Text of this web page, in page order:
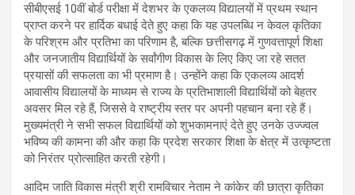
सीबीएसई 10वीं बोर्ड परीक्षा में देशभर के एकलव्य विद्यालयों में प्रथम स्थान
प्राप्त करने पर हार्दिक बधाई देते हुए कहा कि यह उपलब्धि न केवल कृतिका
के परिश्रम और प्रतिभा का परिणाम है, बल्कि छत्तीसगढ़ में गुणवत्तापूर्ण शिक्षा
और जनजातीय विद्यार्थियों के सर्वांगीण विकास के लिए किए जा रहे सतत
प्रयासों की सफलता का भी प्रमाण है। उन्होंने कहा कि एकलव्य आदर्श
आवासीय विद्यालयों के माध्यम से राज्य के प्रतिभाशाली विद्यार्थियों को बेहतर
अवसर मिल रहे हैं, जिससे वे राष्ट्रीय स्तर पर अपनी पहचान बना रहे हैं।
मुख्यमंत्री ने सभी सफल विद्यार्थियों को शुभकामनाएं देते हुए उनके उज्ज्वल
भविष्य की कामना की और कहा कि प्रदेश सरकार शिक्षा के क्षेत्र में उत्कृष्टता
को निरंतर प्रोत्साहित करती रहेगी।
आदिम जाति विकास मंत्री श्री रामविचार नेताम ने कांकेर की छात्रा कृतिका